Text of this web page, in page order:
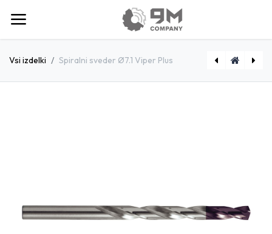
Vsi izdelki Spiralni sveder Ø7.1 Viper Plus